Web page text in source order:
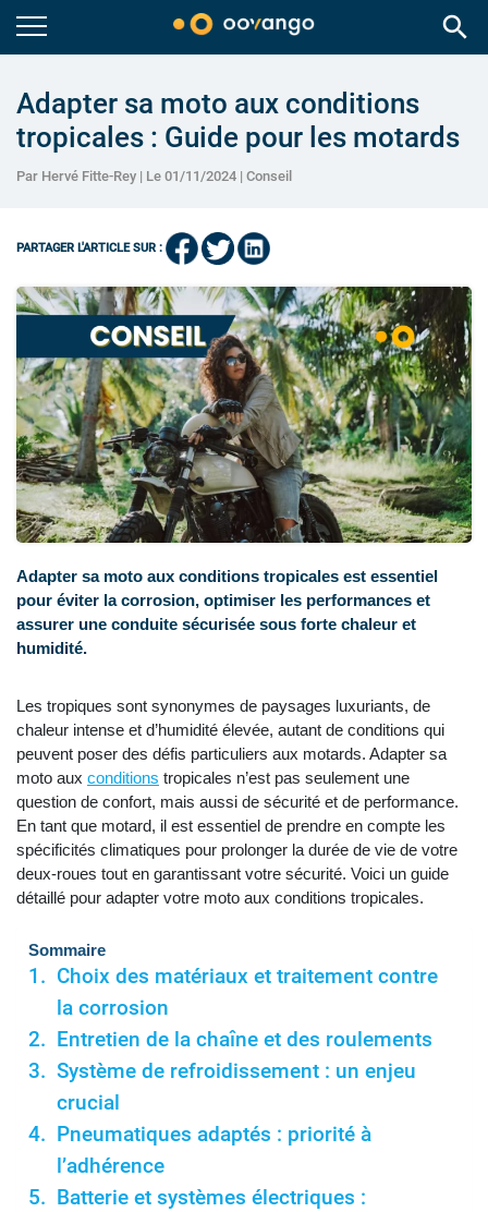
search
Adapter sa moto aux conditions
tropicales : Guide pour les motards
Par Hervé Fitte-Rey | Le 01/11/2024 | Conseil
PARTAGER L'ARTICLE SUR :
Adapter sa moto aux conditions tropicales est essentiel
pour éviter la corrosion, optimiser les performances et
assurer une conduite sécurisée sous forte chaleur et
humidité.
Les tropiques sont synonymes de paysages luxuriants, de
chaleur intense et d’humidité élevée, autant de conditions qui
peuvent poser des défis particuliers aux motards. Adapter sa
moto aux conditions tropicales n’est pas seulement une
question de confort, mais aussi de sécurité et de performance.
En tant que motard, il est essentiel de prendre en compte les
spécificités climatiques pour prolonger la durée de vie de votre
deux-roues tout en garantissant votre sécurité. Voici un guide
détaillé pour adapter votre moto aux conditions tropicales.
Sommaire
Choix des matériaux et traitement contre
la corrosion
Entretien de la chaîne et des roulements
Système de refroidissement : un enjeu
crucial
Pneumatiques adaptés : priorité à
l’adhérence
Batterie et systèmes électriques :